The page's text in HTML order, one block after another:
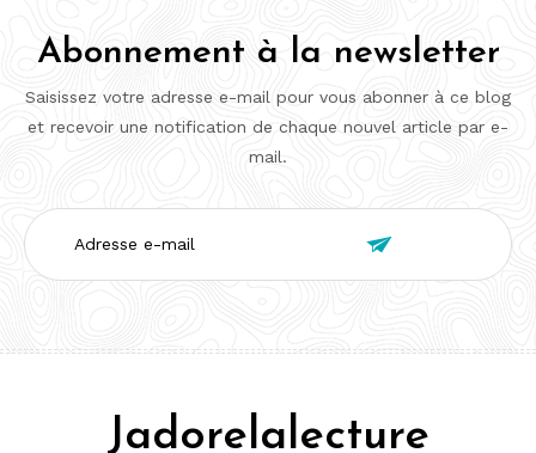
Abonnement à la newsletter
Saisissez votre adresse e-mail pour vous abonner à ce blog
et recevoir une notification de chaque nouvel article par e-
mail.
Adresse
e-
mail

Jadorelalecture